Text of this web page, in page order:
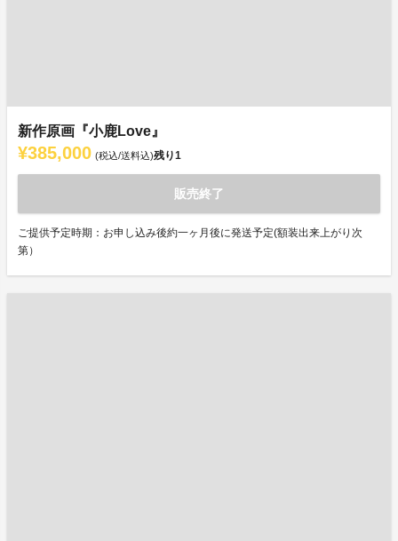
新作原画『小鹿Love』
¥385,000 (税込/送料込)残り1
販売終了
ご提供予定時期：お申し込み後約一ヶ月後に発送予定(額装出来上がり次
第）